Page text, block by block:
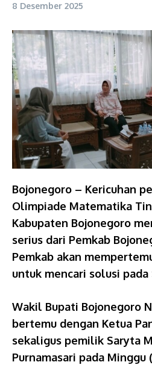
8 Desember 2025
Bojonegoro – Kericuhan
Olimpiade Matematika
Kabupaten Bojonegoro
serius dari Pemkab
Pemkab akan
untuk mencari solusi pada
Wakil Bupati Bojonegoro
bertemu dengan Ketua
sekaligus pemilik Saryta
Purnamasari pada Minggu